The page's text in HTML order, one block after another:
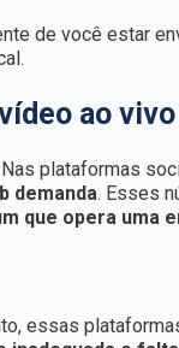
de você estar
ao vivo
plataformas
demanda. Esses
que opera uma
essas